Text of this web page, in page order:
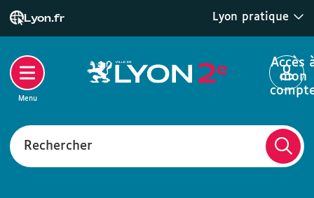
Lyon.fr Lyon pratique
Rechercher
Accès
mon
Menu